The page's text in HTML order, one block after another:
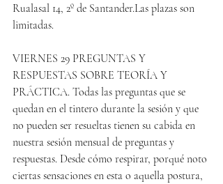
Rualasal 14, 2º de Santander.Las plazas son
limitadas.
VIERNES 29 PREGUNTAS Y
RESPUESTAS SOBRE TEORÍA Y
PRÁCTICA. Todas las preguntas que se
quedan en el tintero durante la sesión y que
no pueden ser resueltas tienen su cabida en
nuestra sesión mensual de preguntas y
respuestas. Desde cómo respirar, porqué noto
ciertas sensaciones en esta o aquella postura,